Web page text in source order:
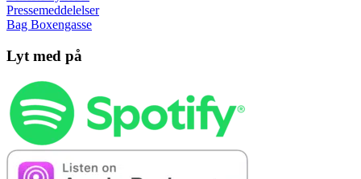
Pressemeddelelser
Bag Boxengasse
Lyt med på